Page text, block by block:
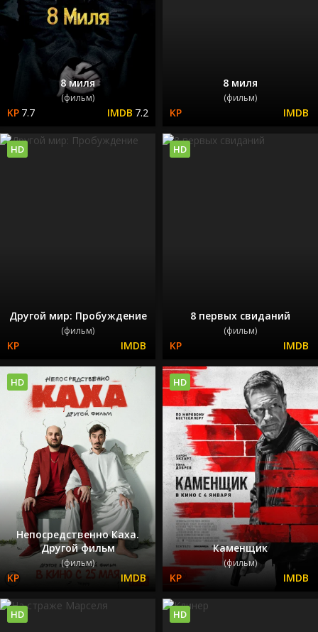
8 миля
(фильм)
7.7 7.2
8 миля
(фильм)
Другой мир: Пробуждение
(фильм)
HD
8 первых свиданий
(фильм)
HD
Непосредственно Каха.
Другой фильм
(фильм)
HD
Каменщик
(фильм)
HD
HD HD